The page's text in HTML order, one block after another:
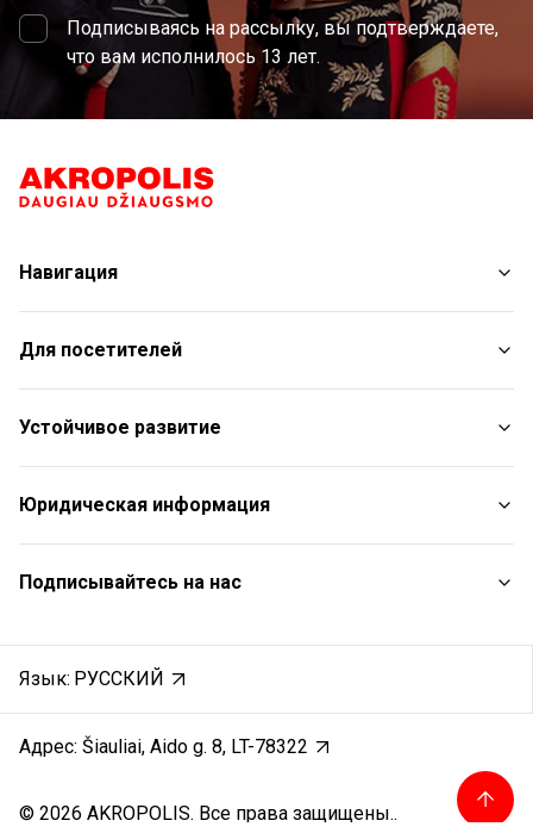
Подписываясь на рассылку, вы подтверждаете,
что вам исполнилось 13 лет.
Навигация
Магазины
Услуги
Рестораны
Для посетителей
План торгового центра
Бесплатные удобства
С животными
Контакты
Aкции
Подарочная карта
Устойчивое развитие
Отчет об устойчивом развитии
Цели в области устойчивого развития
Политики устойчивого развития
Юридическая информация
Правила торгового центра
Политика файлов cookie
Правила подарочной карты
Запись звонков
Подписывайтесь на нас
Facebook
Язык: РУССКИЙ
Адрес: Šiauliai, Aido g. 8, LT-78322
© 2026 AKROPOLIS. Все права защищены..